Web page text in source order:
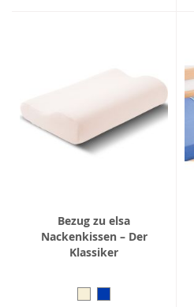
Bezug zu elsa
Nackenkissen – Der
Klassiker